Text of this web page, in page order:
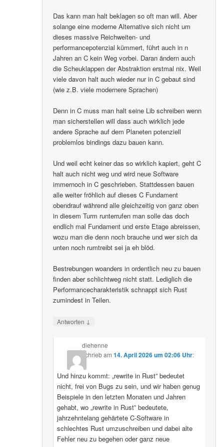
Das kann man halt beklagen so oft man will. Aber
solange eine moderne Alternative sich nicht um
dieses massive Reichweiten- und
performancepotenzial kümmert, führt auch in n
Jahren an C kein Weg vorbei. Daran ändern auch
die Scheuklappen der Abstraktion erstmal nix. Weil
viele davon halt auch wieder nur in C gebaut sind
(wie z.B. viele modernere Sprachen)
Denn in C muss man halt seine Lib schreiben wenn
man sicherstellen will dass auch wirklich jede
andere Sprache auf dem Planeten potenziell
problemlos bindings dazu bauen kann.
Und weil echt keiner das so wirklich kapiert, geht C
halt auch nicht weg und wird neue Software
immernoch in C geschrieben. Stattdessen bauen
alle weiter fröhlich auf dieses C Fundament
obendrauf während alle gleichzeitig von ganz oben
in diesem Turm runterrufen man solle das doch
endlich mal Fundament und erste Etage abreissen,
wozu man die denn noch brauche und wer sich da
unten noch rumtreibt sei ja eh blöd.
Bestrebungen woanders in ordentlich neu zu bauen
finden aber schlichtweg nicht statt. Lediglich die
Performancecharakteristik schnappt sich Rust
zumindest in Teilen.
Antworten ↓
diehenne
schriebam 14. April 2026 um 02:06 Uhr:
Und hinzu kommt: „rewrite in Rust” bedeutet
nicht, frei von Bugs zu sein, und wir haben genug
Beispiele in den letzten Monaten und Jahren
gehabt, wo „rewrite in Rust” bedeutete,
jahrzehntelang gehärtete C-Software in
schlechtes Rust umzuschreiben und dabei alte
Fehler neu zu begehen oder ganz neue